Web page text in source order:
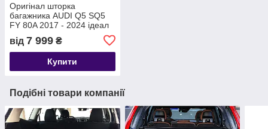
Оригінал шторка
багажника AUDI Q5 SQ5
FY 80A 2017 - 2024 ідеал
від 7 999 ₴
Купити
Подібні товари компанії